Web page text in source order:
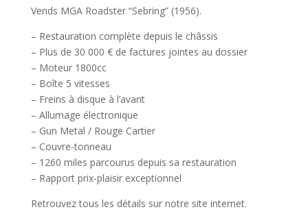
Vends MGA Roadster “Sebring” (1956).
– Restauration complète depuis le châssis
– Plus de 30 000 € de factures jointes au dossier
– Moteur 1800cc
– Boîte 5 vitesses
– Freins à disque à l’avant
– Allumage électronique
– Gun Metal / Rouge Cartier
– Couvre-tonneau
– 1260 miles parcourus depuis sa restauration
– Rapport prix-plaisir exceptionnel
Retrouvez tous les détails sur notre site internet.